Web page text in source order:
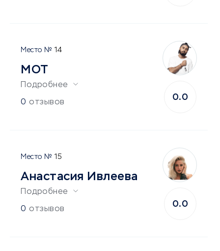
14
МОТ
Подробнее
0 отзывов
0.0
15
Анастасия Ивлеева
Подробнее
0 отзывов
0.0